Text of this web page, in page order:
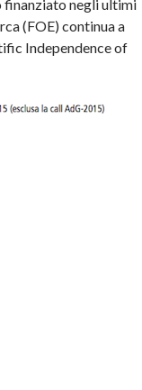
finanziato negli ultimi
(FOE) continua a
Independence of